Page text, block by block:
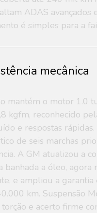
ADAS avançados
é simples para a
mecânica
mantém o motor 1.0
kgfm, reconhecido
e respostas rápidas.
de seis marchas
A GM atualizou a
banhada a óleo, agora
e ampliou a garantia
km. Suspensão
e acerto firme